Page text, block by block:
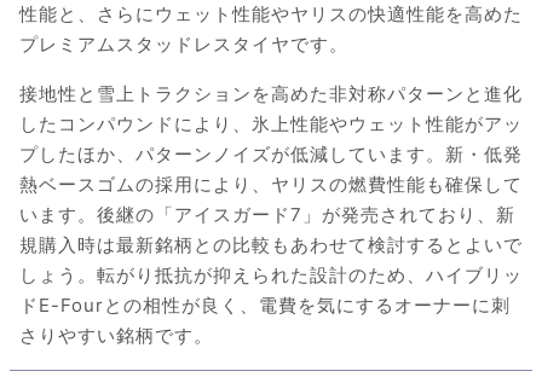
性能と、さらにウェット性能やヤリスの快適性能を高めた
プレミアムスタッドレスタイヤです。
接地性と雪上トラクションを高めた非対称パターンと進化
したコンパウンドにより、氷上性能やウェット性能がアッ
プしたほか、パターンノイズが低減しています。新・低発
熱ベースゴムの採用により、ヤリスの燃費性能も確保して
います。後継の「アイスガード7」が発売されており、新
規購入時は最新銘柄との比較もあわせて検討するとよいで
しょう。転がり抵抗が抑えられた設計のため、ハイブリッ
ドE-Fourとの相性が良く、電費を気にするオーナーに刺
さりやすい銘柄です。